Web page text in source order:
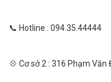
📞 Hotline : 094.35.44444
💠 Cơ sở 2 : 316 Phạm Văn